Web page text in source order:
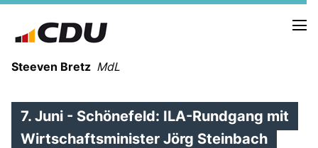
Steeven Bretz MdL
7. Juni - Schönefeld: ILA-Rundgang mit
Wirtschaftsminister Jörg Steinbach